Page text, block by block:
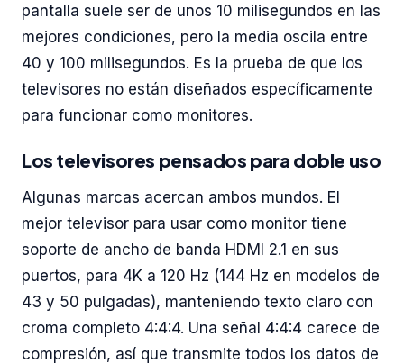
pantalla suele ser de unos 10 milisegundos en las
mejores condiciones, pero la media oscila entre
40 y 100 milisegundos. Es la prueba de que los
televisores no están diseñados específicamente
para funcionar como monitores.
Los televisores pensados para doble uso
Algunas marcas acercan ambos mundos. El
mejor televisor para usar como monitor tiene
soporte de ancho de banda HDMI 2.1 en sus
puertos, para 4K a 120 Hz (144 Hz en modelos de
43 y 50 pulgadas), manteniendo texto claro con
croma completo 4:4:4. Una señal 4:4:4 carece de
compresión, así que transmite todos los datos de